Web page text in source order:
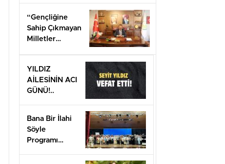
mesaj
gönderdi.
“Gençliğine
Sahip Çıkmayan
Milletler
YILDIZ
AİLESİNİN ACI
GÜNÜ!..
Bana Bir İlahi
Söyle
Programı